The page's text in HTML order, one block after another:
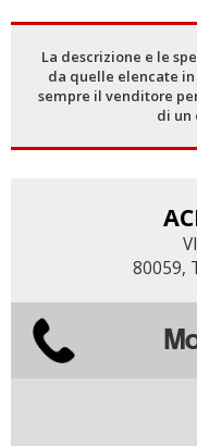
La descrizione e le
da quelle elencate
sempre il venditore
di un
80059,